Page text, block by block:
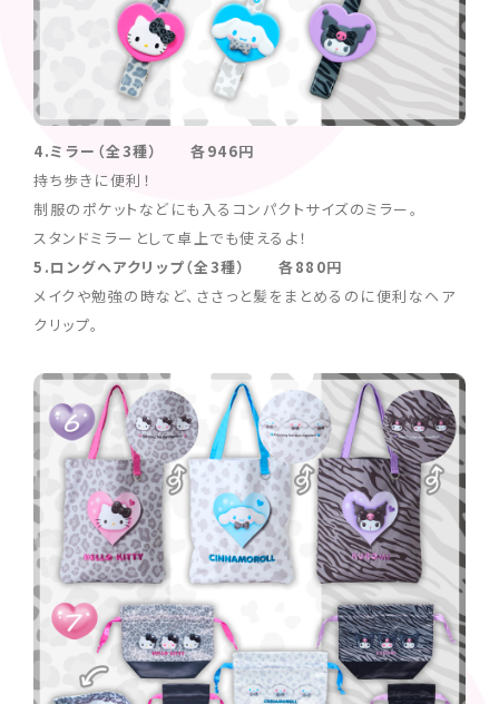
4.ミラー（全3種） 各946円
持ち歩きに便利！
制服のポケットなどにも入るコンパクトサイズのミラー。
スタンドミラーとして卓上でも使えるよ！
5.ロングヘアクリップ（全3種） 各880円
メイクや勉強の時など、ささっと髪をまとめるのに便利なヘア
クリップ。